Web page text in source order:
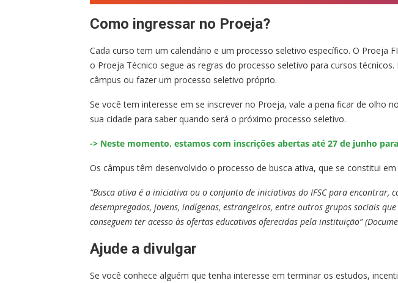
Como ingressar no Proeja?
Cada curso tem um calendário e um processo seletivo específico. O Proeja
o Proeja Técnico segue as regras do processo seletivo para cursos
câmpus ou fazer um processo seletivo próprio.
Se você tem interesse em se inscrever no Proeja, vale a pena ficar de olho
sua cidade para saber quando será o próximo processo seletivo.
-> Neste momento, estamos com inscrições abertas até 27 de junho
Os câmpus têm desenvolvido o processo de busca ativa, que se constitui
“Busca ativa é a iniciativa ou o conjunto de iniciativas do IFSC para
desempregados, jovens, indígenas, estrangeiros, entre outros grupos sociais
conseguem ter acesso às ofertas educativas oferecidas pela instituição”
Ajude a divulgar
Se você conhece alguém que tenha interesse em terminar os estudos,